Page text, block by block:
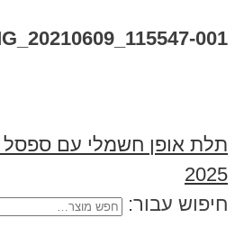
001
2025
חיפוש עבור: